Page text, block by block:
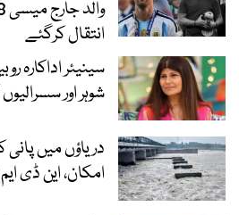
انتقال کرگئے
سینیئر اداکارہ
شوہر اور
دریاؤں میں
امکان، این ڈی